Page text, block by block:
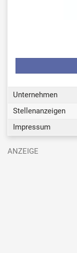
Unternehmen
Stellenanzeigen
Impressum